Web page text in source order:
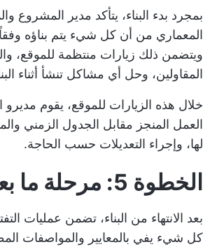
بمجرد بدء البناء، يتأكد مدير المشروع
المعماري من أن كل شيء يتم بناؤه
ويتضمن ذلك زيارات منتظمة للموقع،
المقاولين، وحل أي مشاكل تنشأ أثناء
خلال هذه الزيارات للموقع، يقوم مديرو
العمل المنجز مقابل الجدول الزمني
لها، وإجراء التعديلات حسب الحاجة.
الخطوة 5: مرحلة ما بعد البناء
بعد الانتهاء من البناء، تضمن عمليات
كل شيء يفي بالمعايير والمواصفات